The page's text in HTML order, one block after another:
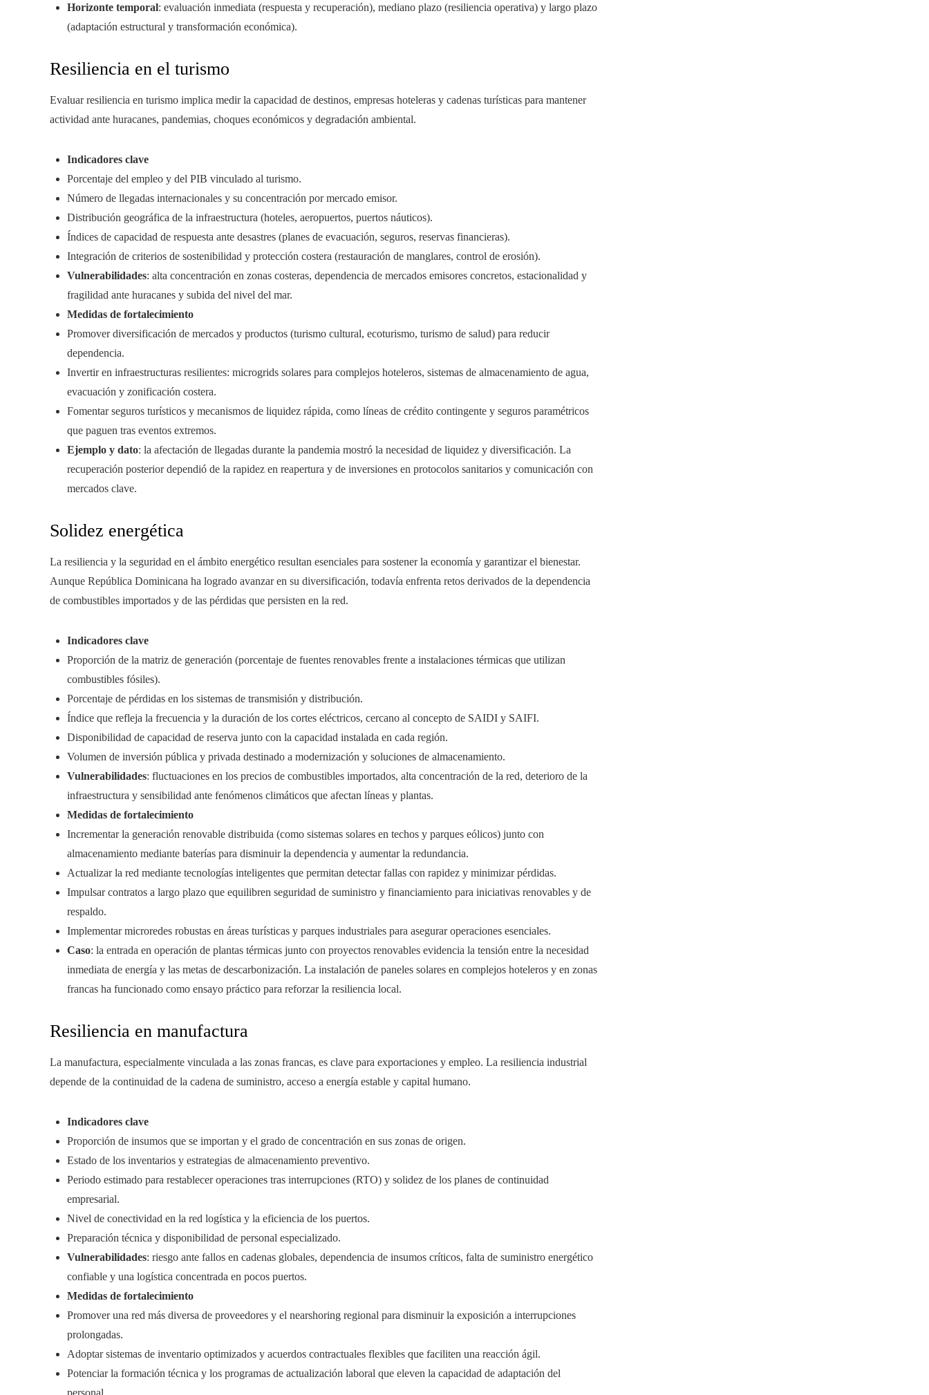
Horizonte temporal: evaluación inmediata (respuesta y recuperación), mediano plazo (resiliencia operativa) y largo plazo
(adaptación estructural y transformación económica).
Resiliencia en el turismo
Evaluar resiliencia en turismo implica medir la capacidad de destinos, empresas hoteleras y cadenas turísticas para mantener
actividad ante huracanes, pandemias, choques económicos y degradación ambiental.
Indicadores clave
Porcentaje del empleo y del PIB vinculado al turismo.
Número de llegadas internacionales y su concentración por mercado emisor.
Distribución geográfica de la infraestructura (hoteles, aeropuertos, puertos náuticos).
Índices de capacidad de respuesta ante desastres (planes de evacuación, seguros, reservas financieras).
Integración de criterios de sostenibilidad y protección costera (restauración de manglares, control de erosión).
Vulnerabilidades: alta concentración en zonas costeras, dependencia de mercados emisores concretos, estacionalidad y
fragilidad ante huracanes y subida del nivel del mar.
Medidas de fortalecimiento
Promover diversificación de mercados y productos (turismo cultural, ecoturismo, turismo de salud) para reducir
dependencia.
Invertir en infraestructuras resilientes: microgrids solares para complejos hoteleros, sistemas de almacenamiento de agua,
evacuación y zonificación costera.
Fomentar seguros turísticos y mecanismos de liquidez rápida, como líneas de crédito contingente y seguros paramétricos
que paguen tras eventos extremos.
Ejemplo y dato: la afectación de llegadas durante la pandemia mostró la necesidad de liquidez y diversificación. La
recuperación posterior dependió de la rapidez en reapertura y de inversiones en protocolos sanitarios y comunicación con
mercados clave.
Solidez energética
La resiliencia y la seguridad en el ámbito energético resultan esenciales para sostener la economía y garantizar el bienestar.
Aunque República Dominicana ha logrado avanzar en su diversificación, todavía enfrenta retos derivados de la dependencia
de combustibles importados y de las pérdidas que persisten en la red.
Indicadores clave
Proporción de la matriz de generación (porcentaje de fuentes renovables frente a instalaciones térmicas que utilizan
combustibles fósiles).
Porcentaje de pérdidas en los sistemas de transmisión y distribución.
Índice que refleja la frecuencia y la duración de los cortes eléctricos, cercano al concepto de SAIDI y SAIFI.
Disponibilidad de capacidad de reserva junto con la capacidad instalada en cada región.
Volumen de inversión pública y privada destinado a modernización y soluciones de almacenamiento.
Vulnerabilidades: fluctuaciones en los precios de combustibles importados, alta concentración de la red, deterioro de la
infraestructura y sensibilidad ante fenómenos climáticos que afectan líneas y plantas.
Medidas de fortalecimiento
Incrementar la generación renovable distribuida (como sistemas solares en techos y parques eólicos) junto con
almacenamiento mediante baterías para disminuir la dependencia y aumentar la redundancia.
Actualizar la red mediante tecnologías inteligentes que permitan detectar fallas con rapidez y minimizar pérdidas.
Impulsar contratos a largo plazo que equilibren seguridad de suministro y financiamiento para iniciativas renovables y de
respaldo.
Implementar microredes robustas en áreas turísticas y parques industriales para asegurar operaciones esenciales.
Caso: la entrada en operación de plantas térmicas junto con proyectos renovables evidencia la tensión entre la necesidad
inmediata de energía y las metas de descarbonización. La instalación de paneles solares en complejos hoteleros y en zonas
francas ha funcionado como ensayo práctico para reforzar la resiliencia local.
Resiliencia en manufactura
La manufactura, especialmente vinculada a las zonas francas, es clave para exportaciones y empleo. La resiliencia industrial
depende de la continuidad de la cadena de suministro, acceso a energía estable y capital humano.
Indicadores clave
Proporción de insumos que se importan y el grado de concentración en sus zonas de origen.
Estado de los inventarios y estrategias de almacenamiento preventivo.
Periodo estimado para restablecer operaciones tras interrupciones (RTO) y solidez de los planes de continuidad
empresarial.
Nivel de conectividad en la red logística y la eficiencia de los puertos.
Preparación técnica y disponibilidad de personal especializado.
Vulnerabilidades: riesgo ante fallos en cadenas globales, dependencia de insumos críticos, falta de suministro energético
confiable y una logística concentrada en pocos puertos.
Medidas de fortalecimiento
Promover una red más diversa de proveedores y el nearshoring regional para disminuir la exposición a interrupciones
prolongadas.
Adoptar sistemas de inventario optimizados y acuerdos contractuales flexibles que faciliten una reacción ágil.
Potenciar la formación técnica y los programas de actualización laboral que eleven la capacidad de adaptación del
personal.